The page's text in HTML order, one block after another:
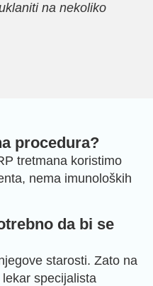
na nekoliko
procedura?
tretmana koristimo
nema imunoloških
da bi se
starosti. Zato na
specijalista